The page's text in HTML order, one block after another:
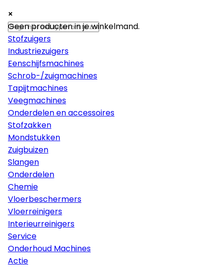
×
Machines
Stofzuigers
Industriezuigers
Eenschijfsmachines
Schrob-/zuigmachines
Tapijtmachines
Veegmachines
Onderdelen en accessoires
Stofzakken
Mondstukken
Zuigbuizen
Slangen
Onderdelen
Chemie
Vloerbeschermers
Vloerreinigers
Interieurreinigers
Service
Onderhoud Machines
Actie
×
×
Geen producten in je winkelmand.